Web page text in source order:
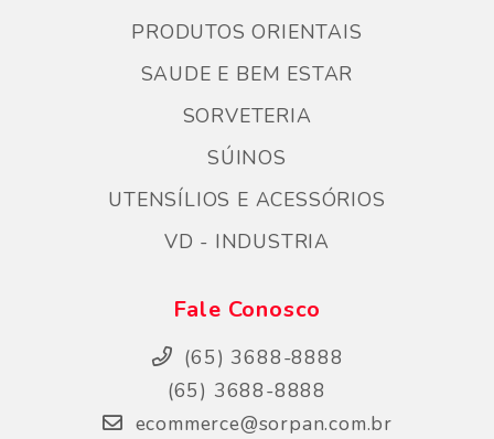
PRODUTOS ORIENTAIS
SAUDE E BEM ESTAR
SORVETERIA
SÚINOS
UTENSÍLIOS E ACESSÓRIOS
VD - INDUSTRIA
Fale Conosco
(65) 3688-8888
(65) 3688-8888
ecommerce@sorpan.com.br